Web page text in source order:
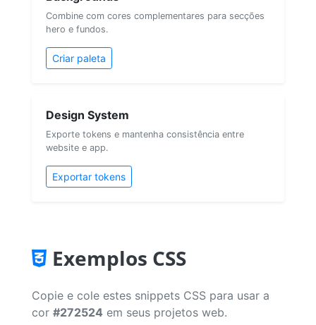
Combine com cores complementares para secções
hero e fundos.
Criar paleta
Design System
Exporte tokens e mantenha consistência entre
website e app.
Exportar tokens
Exemplos CSS
Copie e cole estes snippets CSS para usar a
cor #272524 em seus projetos web.